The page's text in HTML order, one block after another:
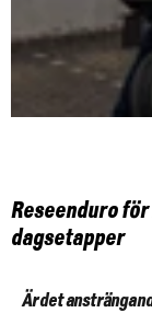
Reseenduro
dagsetapper
Är det